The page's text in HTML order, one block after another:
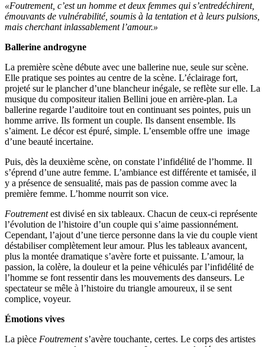
«Foutrement, c’est un homme et deux femmes qui s’entredéchirent,
émouvants de vulnérabilité, soumis à la tentation et à leurs pulsions,
mais cherchant inlassablement l’amour.»
Ballerine androgyne
La première scène débute avec une ballerine nue, seule sur scène.
Elle pratique ses pointes au centre de la scène. L’éclairage fort,
projeté sur le plancher d’une blancheur inégale, se reflète sur elle. La
musique du compositeur italien Bellini joue en arrière-plan. La
ballerine regarde l’auditoire tout en continuant ses pointes, puis un
homme arrive. Ils forment un couple. Ils dansent ensemble. Ils
s’aiment. Le décor est épuré, simple. L’ensemble offre une image
d’une beauté incertaine.
Puis, dès la deuxième scène, on constate l’infidélité de l’homme. Il
s’éprend d’une autre femme. L’ambiance est différente et tamisée, il
y a présence de sensualité, mais pas de passion comme avec la
première femme. L’homme nourrit son vice.
Foutrementest divisé en six tableaux. Chacun de ceux-ci représente
l’évolution de l’histoire d’un couple qui s’aime passionnément.
Cependant, l’ajout d’une tierce personne dans la vie du couple vient
déstabiliser complètement leur amour. Plus les tableaux avancent,
plus la montée dramatique s’avère forte et puissante. L’amour, la
passion, la colère, la douleur et la peine véhiculés par l’infidélité de
l’homme se font ressentir dans les mouvements des danseurs. Le
spectateur se mêle à l’histoire du triangle amoureux, il se sent
complice, voyeur.
Émotions vives
La pièce Foutrements’avère touchante, certes. Le corps des artistes